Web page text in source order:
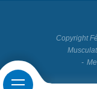
Copyright